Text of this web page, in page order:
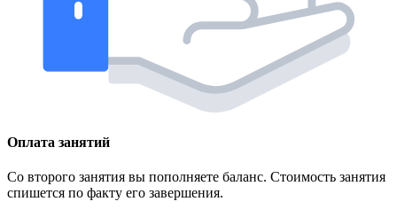
Оплата занятий
Со второго занятия вы пополняете баланс. Стоимость занятия
спишется по факту его завершения.